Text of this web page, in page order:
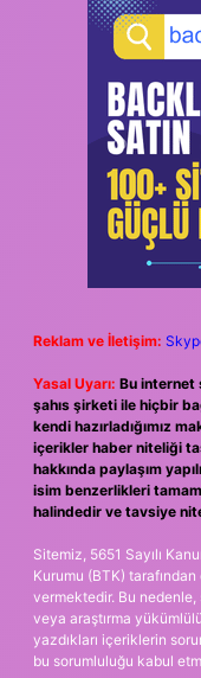
Reklam ve İletişim:
Yasal Uyarı: Bu internet
şahıs şirketi ile hiçbir
kendi hazırladığımız
içerikler haber niteliği
hakkında paylaşım
isim benzerlikleri
halindedir ve tavsiye
Sitemiz, 5651 Sayılı
Kurumu (BTK)
vermektedir. Bu
veya araştırma
yazdıkları içeriklerin
bu sorumluluğu kabul